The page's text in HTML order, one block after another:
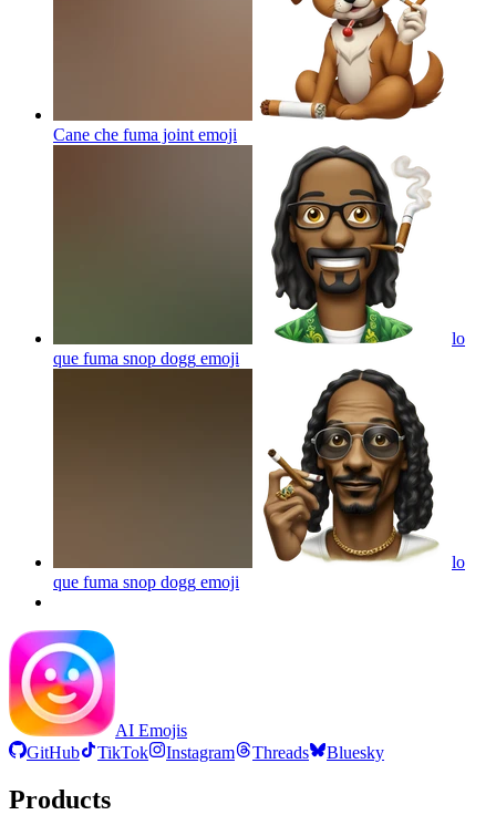
Cane che fuma joint emoji
lo
que fuma snop dogg emoji
lo
que fuma snop dogg emoji
AI Emojis
GitHub
TikTok Instagram Threads Bluesky
Products